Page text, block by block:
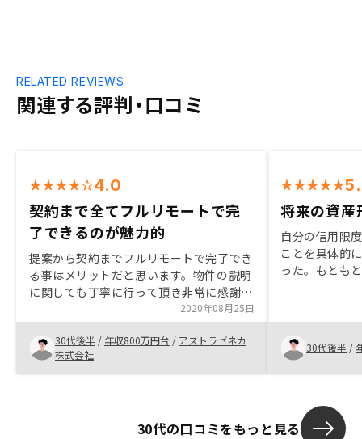
関連する評判・口コミ
RELATED REVIEWS
4.0
契約まで全てフルリモートで完
了できるのが魅力的
提案から契約までフルリモートで完了でき
る事はメリットだと思います。物件の説明
に関しても丁寧に行って頂き非常に感謝し
ております。直接物件を見にいかなくても
契約まで考える事ができたのも担当の方が
しっかりご説明いただいたからです。あり
がとうございました。時折ある不備が気に
なりました。
2020年08月25日
30代後半 / 年収800万円台 / アストラゼネカ
株式会社
将来の資産
自分の信用限
ことを具体的
った。もとも
という資産が
由です。
30代後半 /
30代の口コミをもっと見る